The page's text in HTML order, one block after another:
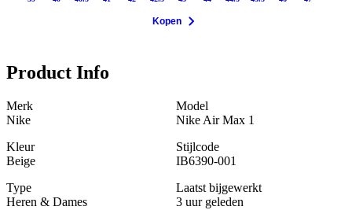
Kopen
Product Info
Merk
Nike
Model
Nike Air Max 1
Kleur
Beige
Stijlcode
IB6390-001
Type
Heren & Dames
Laatst bijgewerkt
3 uur geleden